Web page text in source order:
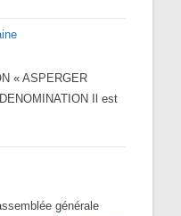
« ASPERGER
Il est
générale